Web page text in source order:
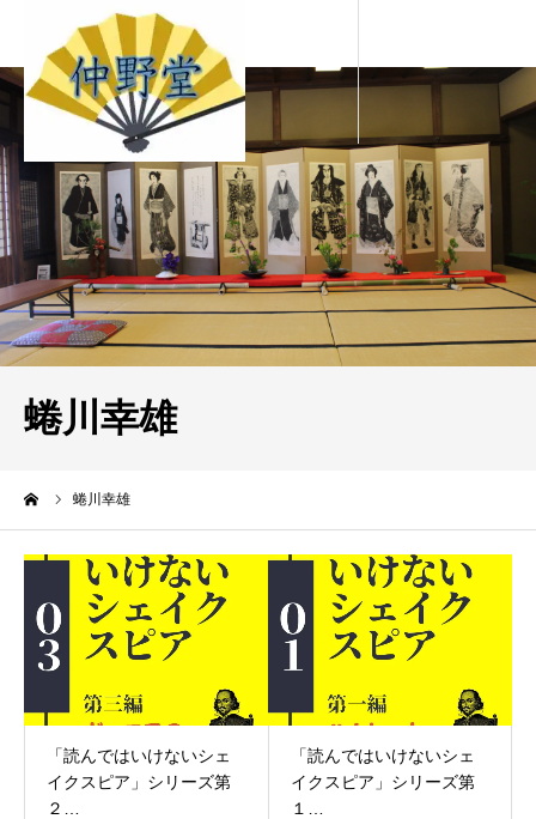
蜷川幸雄
蜷川幸雄
「読んではいけないシェ
イクスピア」シリーズ第
２…
「読んではいけないシェ
イクスピア」シリーズ第
１…